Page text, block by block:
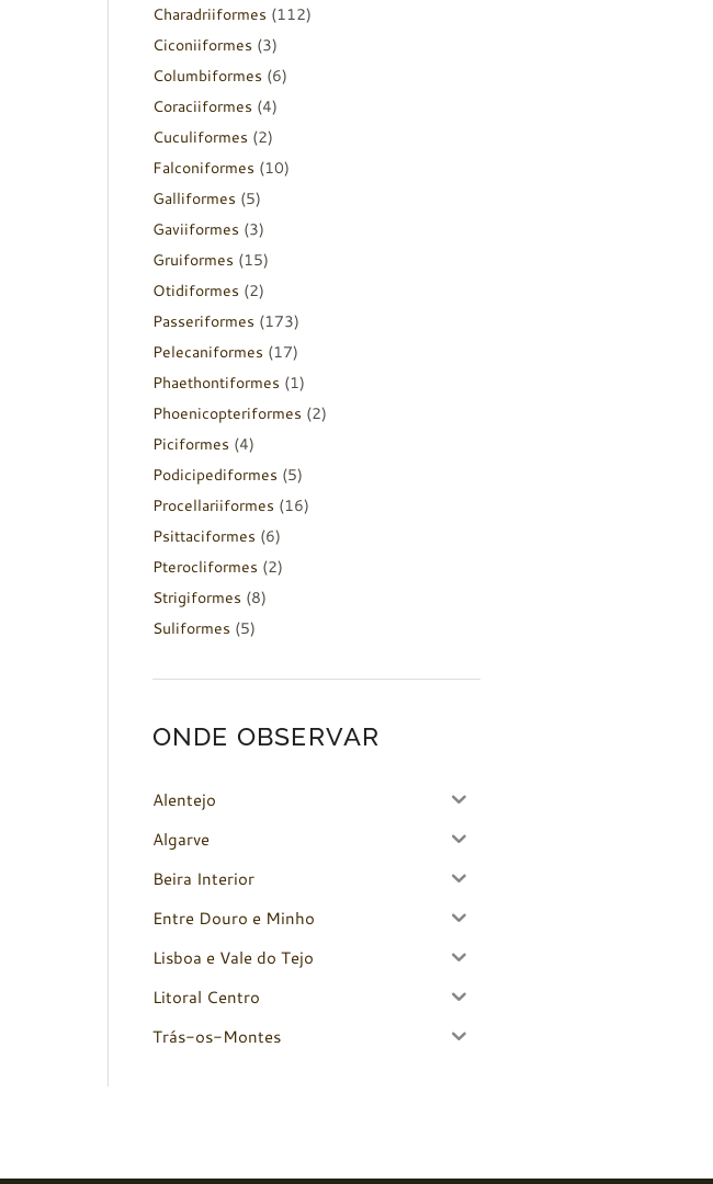
Charadriiformes (112)
Ciconiiformes (3)
Columbiformes (6)
Coraciiformes (4)
Cuculiformes (2)
Falconiformes (10)
Galliformes (5)
Gaviiformes (3)
Gruiformes (15)
Otidiformes (2)
Passeriformes (173)
Pelecaniformes (17)
Phaethontiformes (1)
Phoenicopteriformes (2)
Piciformes (4)
Podicipediformes (5)
Procellariiformes (16)
Psittaciformes (6)
Pterocliformes (2)
Strigiformes (8)
Suliformes (5)
ONDE OBSERVAR
Alentejo
Algarve
Beira Interior
Entre Douro e Minho
Lisboa e Vale do Tejo
Litoral Centro
Trás-os-Montes